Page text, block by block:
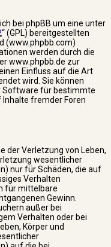
bei phpBB um eine unter
“ (GPL) bereitgestellten
(www.phpbb.com)
werden durch die
www.phpbb.de zur
Einfluss auf die Art
wird. Sie können
Software für bestimmte
fremder Foren
der Verletzung von Leben,
wesentlicher
nur für Schäden, die auf
Verhalten
für mittelbare
Gewinn.
außer bei
Verhalten oder bei
Körper und